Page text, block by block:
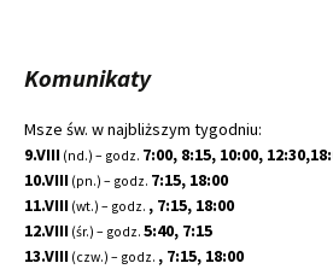
Komunikaty
Msze św. w najbliższym tygodniu:
9.VIII (nd.) – godz. 7:00, 8:15, 10:00,
10.VIII (pn.) – godz. 7:15, 18:00
11.VIII (wt.) – godz. , 7:15, 18:00
12.VIII (śr.) – godz. 5:40, 7:15
13.VIII (czw.) – godz. , 7:15, 18:00